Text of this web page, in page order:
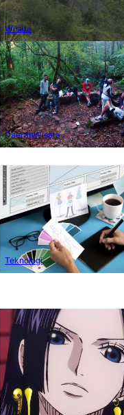
Wisata
DaerahWisata
Teknologi